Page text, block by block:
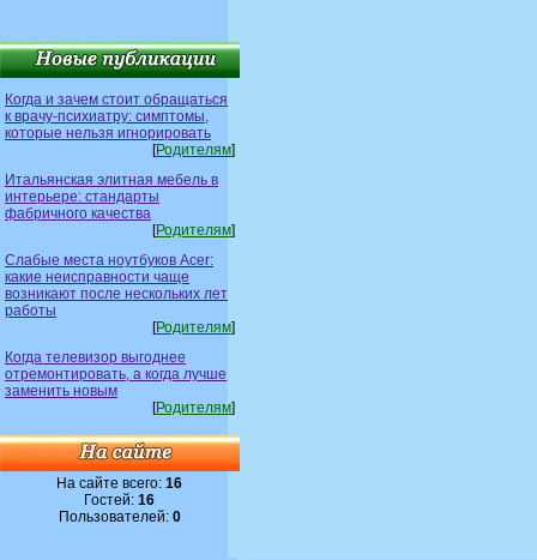
Когда и зачем стоит обращаться
к врачу-психиатру: симптомы,
которые нельзя игнорировать
[Родителям]
Итальянская элитная мебель в
интерьере: стандарты
фабричного качества
[Родителям]
Слабые места ноутбуков Acer:
какие неисправности чаще
возникают после нескольких лет
работы
[Родителям]
Когда телевизор выгоднее
отремонтировать, а когда лучше
заменить новым
[Родителям]
На сайте всего:16
Гостей:16
Пользователей: 0